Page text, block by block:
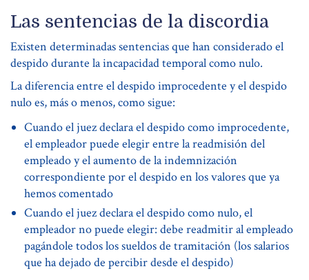
Las sentencias de la discordia
Existen determinadas sentencias que han considerado el
despido durante la incapacidad temporal como nulo.
La diferencia entre el despido improcedente y el despido
nulo es, más o menos, como sigue:
Cuando el juez declara el despido como improcedente,
el empleador puede elegir entre la readmisión del
empleado y el aumento de la indemnización
correspondiente por el despido en los valores que ya
hemos comentado
Cuando el juez declara el despido como nulo, el
empleador no puede elegir: debe readmitir al empleado
pagándole todos los sueldos de tramitación (los salarios
que ha dejado de percibir desde el despido)